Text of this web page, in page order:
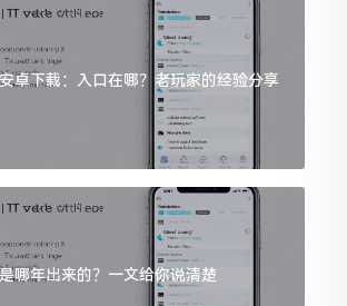
卓下载：入口在哪？老玩家的经验分享
哪年出来的？一文给你说清楚